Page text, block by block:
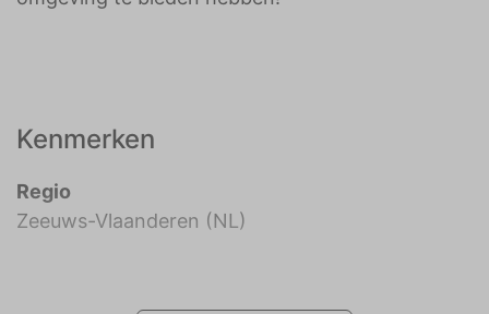
Kenmerken
Regio
Zeeuws-Vlaanderen (NL)